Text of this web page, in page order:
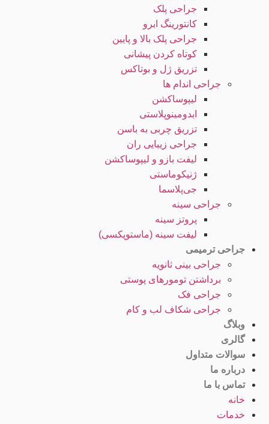
جراحی پلک
کانتورینگ ابرو
جراحی پلک بالا و پایین
کوتاه کردن پیشانی
تزریق ژل و بوتاکس
جراحی اندام ها
لیپوساکشن
ابدومینوپلاستی
تزریق چربی به باسن
جراحی زیبایی ران
لیفت بازو و لیپوساکشن
ژنیکوماستی
جی‌پلاسما
جراحی سینه
پروتز سینه
لیفت سینه (ماستوپکسی)
جراحی ترمیمی
جراحی بینی ثانویه
برداشتن تومورهای پوستی
جراحی فک
جراحی شکاف لب و کام
وبلاگ
گالری
سوالات متداول
درباره ما
تماس با ما
خانه
خدمات